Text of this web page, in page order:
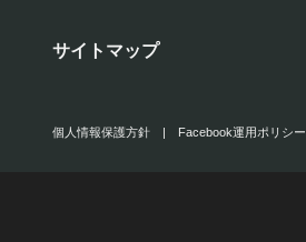
サイトマップ
個人情報保護方針 | Facebook運用ポリシー